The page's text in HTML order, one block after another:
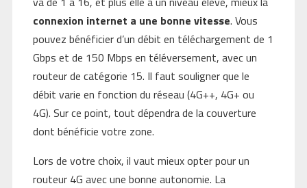
connexion internet a une bonne vitesse. Vous
pouvez bénéficier d’un débit en téléchargement de 1
Gbps et de 150 Mbps en téléversement, avec un
routeur de catégorie 15. Il faut souligner que le
débit varie en fonction du réseau (4G++, 4G+ ou
4G). Sur ce point, tout dépendra de la couverture
dont bénéficie votre zone.
Lors de votre choix, il vaut mieux opter pour un
routeur 4G avec une bonne autonomie. La